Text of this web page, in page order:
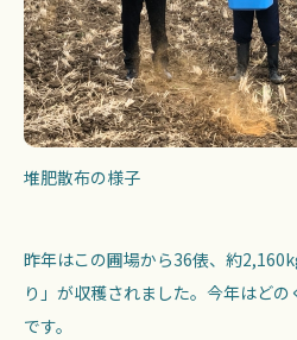
堆肥散布の様子
昨年はこの圃場から36俵、約
り」が収穫されました。今年はど
です。